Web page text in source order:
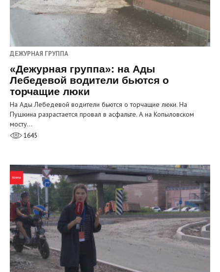
ДЕЖУРНАЯ ГРУППА
«Дежурная группа»: на Ады
Лебедевой водители бьются о
торчащие люки
На Ады Лебедевой водители бьются о торчащие люки. На
Пушкина разрастается провал в асфальте. А на Копыловском
мосту…
1645